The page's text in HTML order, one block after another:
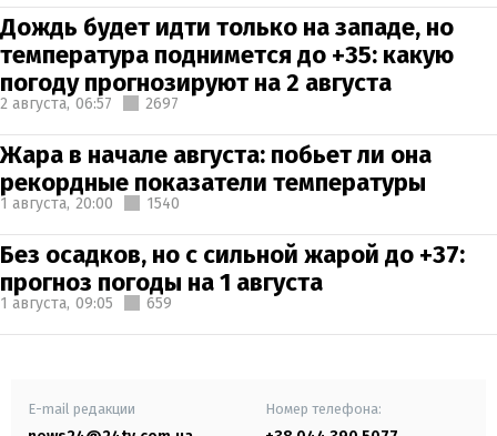
Дождь будет идти только на западе, но
температура поднимется до +35: какую
погоду прогнозируют на 2 августа
2 августа, 06:57 2697
Жара в начале августа: побьет ли она
рекордные показатели температуры
1 августа, 20:00 1540
Без осадков, но с сильной жарой до +37:
прогноз погоды на 1 августа
1 августа, 09:05 659
E-mail редакции Номер телефона: